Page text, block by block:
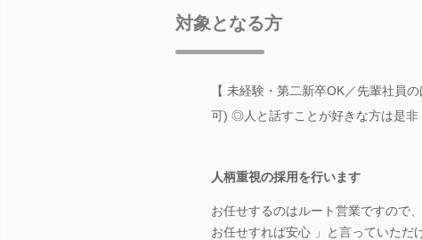
対象となる方
【 未経験・第二新卒OK／先輩社員
可) ◎人と話すことが好きな方は是非
人柄重視の採用を行います
お任せするのはルート営業ですので
お任せすれば安心 」と言っていただ